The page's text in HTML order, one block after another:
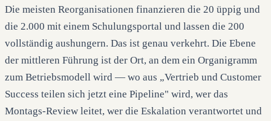
Die meisten Reorganisationen finanzieren die 20 üppig und
die 2.000 mit einem Schulungsportal und lassen die 200
vollständig aushungern. Das ist genau verkehrt. Die Ebene
der mittleren Führung ist der Ort, an dem ein Organigramm
zum Betriebsmodell wird — wo aus „Vertrieb und Customer
Success teilen sich jetzt eine Pipeline" wird, wer das
Montags-Review leitet, wer die Eskalation verantwortet und